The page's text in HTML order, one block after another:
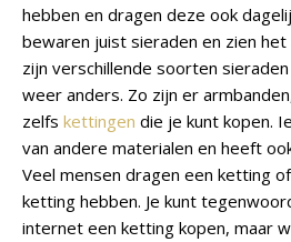
hebben en dragen deze ook
bewaren juist sieraden en zien
zijn verschillende soorten
weer anders. Zo zijn er
zelfs kettingen die je kunt kopen.
van andere materialen en heeft
Veel mensen dragen een ketting
ketting hebben. Je kunt
internet een ketting kopen, maar